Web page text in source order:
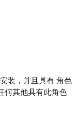
装，并且具有 角色
何其他具有此角色